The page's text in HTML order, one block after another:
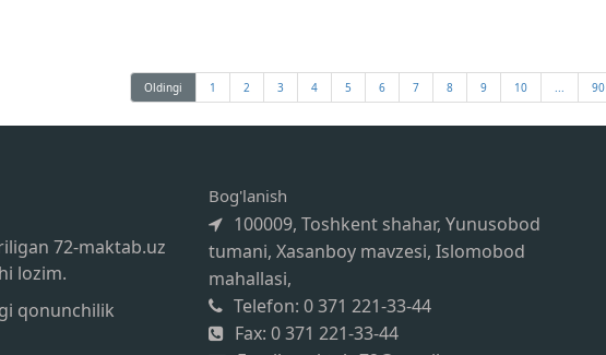
Oldingi 1 2 3 4 5 6 7 8 9 10 90
72-maktab.uz
lozim.
qonunchilik
Bog'lanish
100009, Toshkent shahar, Yunusobod
tumani, Xasanboy mavzesi, Islomobod
mahallasi,
Telefon: 0 371 221-33-44
Fax: 0 371 221-33-44